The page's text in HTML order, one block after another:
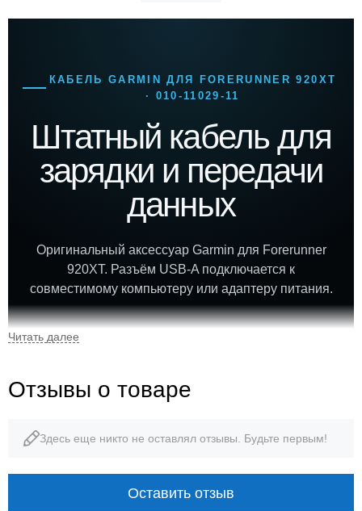
КАБЕЛЬ GARMIN ДЛЯ FORERUNNER 920XT
· 010-11029-11
Штатный кабель для
зарядки и передачи
данных
Оригинальный аксессуар Garmin для Forerunner
920XT. Разъём USB-A подключается к
совместимому компьютеру или адаптеру питания.
зарядка данные
Отзывы о товаре
Здесь еще никто не оставлял отзывы. Будьте первым!
Оставить отзыв